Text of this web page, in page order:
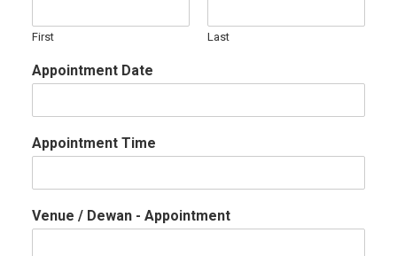
First Last
Appointment Date
Appointment Time
Venue / Dewan - Appointment